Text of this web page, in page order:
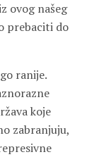
ovog našeg
prebaciti do
ranije.
koje
zabranjuju,